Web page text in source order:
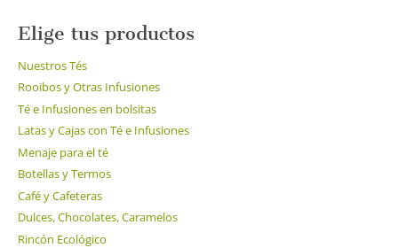
Elige tus productos
Nuestros Tés
Rooibos y Otras Infusiones
Té e Infusiones en bolsitas
Latas y Cajas con Té e Infusiones
Menaje para el té
Botellas y Termos
Café y Cafeteras
Dulces, Chocolates, Caramelos
Rincón Ecológico